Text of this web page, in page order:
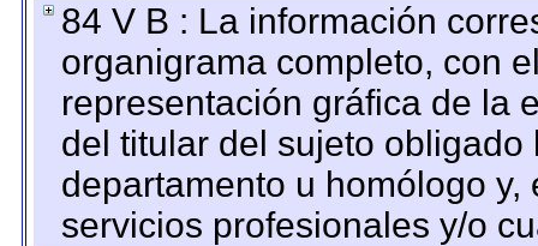
84 V B : La información
organigrama completo, con
representación gráfica de la
del titular del sujeto
departamento u homólogo
servicios profesionales y/o